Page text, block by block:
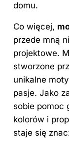
domu.
Co więcej,
przede mną
projektowe.
stworzone
unikalne
pasje. Jako
sobie pomoc
kolorów i
staje się